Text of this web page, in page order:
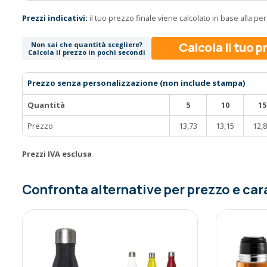
Prezzi indicativi: il tuo prezzo finale viene calcolato in base alla
Non sai che quantità scegliere?
Calcola il prezzo in pochi secondi
Calcola il tuo
Prezzo senza personalizzazione (non include stampa)
Quantità 5 10
15
Prezzo
13,73 13,15
Prezzi IVA esclusa
Confronta alternative per prezzo e